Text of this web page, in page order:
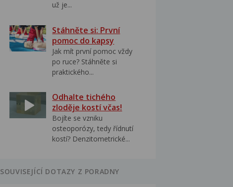
už je...
Stáhněte si: První
pomoc do kapsy
Jak mít první pomoc vždy
po ruce? Stáhněte si
praktického...
Odhalte tichého
zloděje kostí včas!
Bojíte se vzniku
osteoporózy, tedy řídnutí
kostí? Denzitometrické...
SOUVISEJÍCÍ DOTAZY Z PORADNY